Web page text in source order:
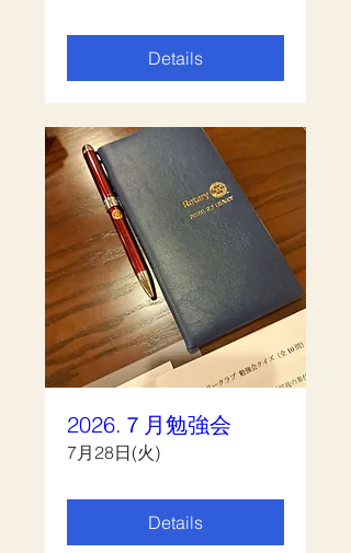
Details
2026.７月勉強会
7月28日(火)
Details